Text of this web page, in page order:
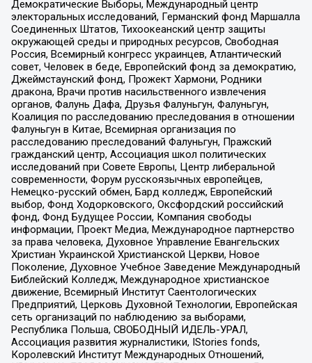
Демократические Выборы, Международный центр
электоральных исследований, Германский фонд Маршалла
Соединенных Штатов, Тихоокеанский центр защиты
окружающей среды и природных ресурсов, Свободная
Россия, Всемирный конгресс украинцев, Атлантический
совет, Человек в беде, Европейский фонд за демократию,
Джеймстаунский фонд, Прожект Хармони, Родники
дракона, Врачи против насильственного извлечения
органов, Фалунь Дафа, Друзья Фалуньгун, Фалуньгун,
Коалиция по расследованию преследования в отношении
Фалуньгун в Китае, Всемирная организация по
расследованию преследований Фалуньгун, Пражский
гражданский центр, Ассоциация школ политических
исследований при Совете Европы, Центр либеральной
современности, Форум русскоязычных европейцев,
Немецко-русский обмен, Бард колледж, Европейский
выбор, Фонд Ходорковского, Оксфордский российский
фонд, Фонд Будущее России, Компания свободы
информации, Проект Медиа, Международное партнерство
за права человека, Духовное Управление Евангельских
Христиан Украинской Христианской Церкви, Новое
Поколение, Духовное Учебное Заведение Международный
Библейский Колледж, Международное христианское
движение, Всемирный Институт Саентологических
Предприятий, Церковь Духовной Технологии, Европейская
сеть организаций по наблюдению за выборами,
Республика Польша, СВОБОДНЫЙ ИДЕЛЬ-УРАЛ,
Ассоциация развития журналистики, IStories fonds,
Королевский Институт Международных Отношений,